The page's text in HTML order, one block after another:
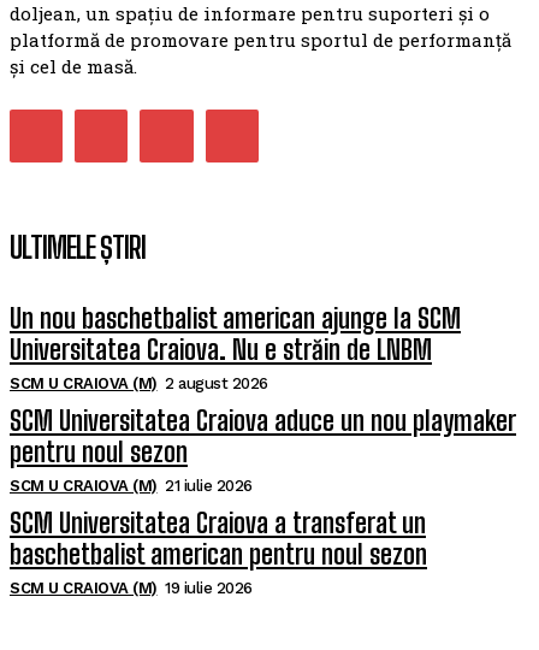
doljean, un spațiu de informare pentru suporteri și o
platformă de promovare pentru sportul de performanță
și cel de masă.
ULTIMELE ȘTIRI
Un nou baschetbalist american ajunge la SCM
Universitatea Craiova. Nu e străin de LNBM
SCM U CRAIOVA (M) 2 august 2026
SCM Universitatea Craiova aduce un nou playmaker
pentru noul sezon
SCM U CRAIOVA (M) 21 iulie 2026
SCM Universitatea Craiova a transferat un
baschetbalist american pentru noul sezon
SCM U CRAIOVA (M) 19 iulie 2026